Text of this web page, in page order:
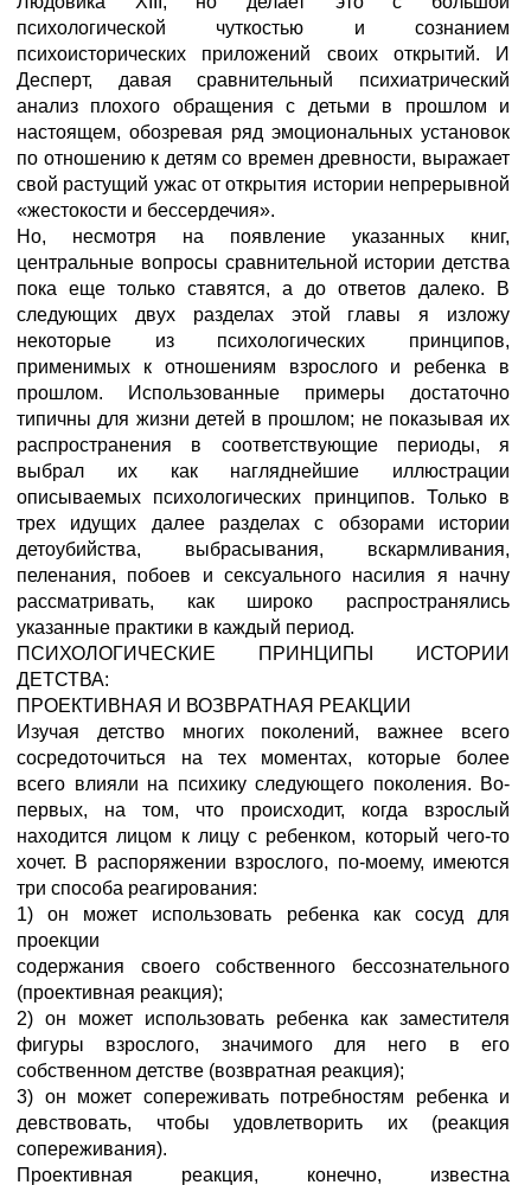
психологической чуткостью и сознанием
психоисторических приложений своих открытий. И
Десперт, давая сравнительный психиатрический
анализ плохого обращения с детьми в прошлом и
настоящем, обозревая ряд эмоциональных установок
по отношению к детям со времен древности, выражает
свой растущий ужас от открытия истории непрерывной
«жестокости и бессердечия».
Но, несмотря на появление указанных книг,
центральные вопросы сравнительной истории детства
пока еще только ставятся, а до ответов далеко. В
следующих двух разделах этой главы я изложу
некоторые из психологических принципов,
применимых к отношениям взрослого и ребенка в
прошлом. Использованные примеры достаточно
типичны для жизни детей в прошлом; не показывая их
распространения в соответствующие периоды, я
выбрал их как нагляднейшие иллюстрации
описываемых психологических принципов. Только в
трех идущих далее разделах с обзорами истории
детоубийства, выбрасывания, вскармливания,
пеленания, побоев и сексуального насилия я начну
рассматривать, как широко распространялись
указанные практики в каждый период.
ПСИХОЛОГИЧЕСКИЕ ПРИНЦИПЫ ИСТОРИИ
ДЕТСТВА:
ПРОЕКТИВНАЯ И ВОЗВРАТНАЯ РЕАКЦИИ
Изучая детство многих поколений, важнее всего
сосредоточиться на тех моментах, которые более
всего влияли на психику следующего поколения. Во-
первых, на том, что происходит, когда взрослый
находится лицом к лицу с ребенком, который чего-то
хочет. В распоряжении взрослого, по-моему, имеются
три способа реагирования:
1) он может использовать ребенка как сосуд для
проекции
содержания своего собственного бессознательного
(проективная реакция);
2) он может использовать ребенка как заместителя
фигуры взрослого, значимого для него в его
собственном детстве (возвратная реакция);
3) он может сопереживать потребностям ребенка и
девствовать, чтобы удовлетворить их (реакция
сопереживания).
Проективная реакция, конечно, известна